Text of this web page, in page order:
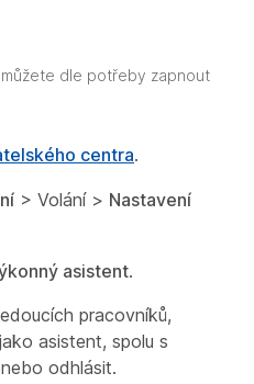
dle potřeby zapnout
centra.
> Volání > Nastavení
asistent.
pracovníků,
asistent, spolu s
odhlásit.